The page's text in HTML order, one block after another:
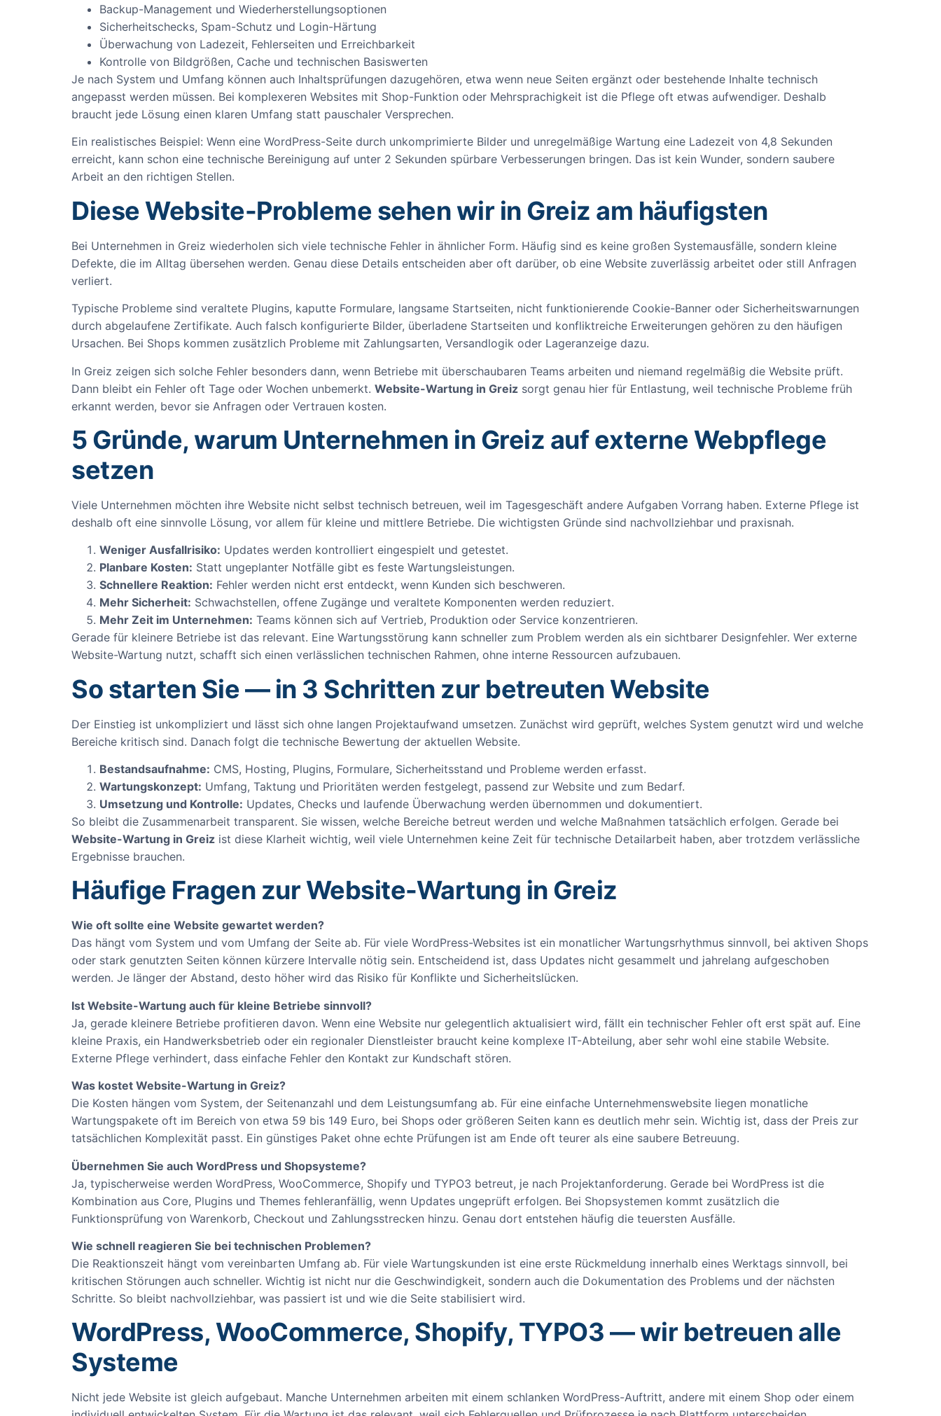
Backup-Management und Wiederherstellungsoptionen
Sicherheitschecks, Spam-Schutz und Login-Härtung
Überwachung von Ladezeit, Fehlerseiten und Erreichbarkeit
Kontrolle von Bildgrößen, Cache und technischen Basiswerten
Je nach System und Umfang können auch Inhaltsprüfungen dazugehören, etwa wenn neue Seiten ergänzt oder bestehende Inhalte technisch
angepasst werden müssen. Bei komplexeren Websites mit Shop-Funktion oder Mehrsprachigkeit ist die Pflege oft etwas aufwendiger. Deshalb
braucht jede Lösung einen klaren Umfang statt pauschaler Versprechen.
Ein realistisches Beispiel: Wenn eine WordPress-Seite durch unkomprimierte Bilder und unregelmäßige Wartung eine Ladezeit von 4,8 Sekunden
erreicht, kann schon eine technische Bereinigung auf unter 2 Sekunden spürbare Verbesserungen bringen. Das ist kein Wunder, sondern saubere
Arbeit an den richtigen Stellen.
Diese Website-Probleme sehen wir in Greiz am häufigsten
Bei Unternehmen in Greiz wiederholen sich viele technische Fehler in ähnlicher Form. Häufig sind es keine großen Systemausfälle, sondern kleine
Defekte, die im Alltag übersehen werden. Genau diese Details entscheiden aber oft darüber, ob eine Website zuverlässig arbeitet oder still Anfragen
verliert.
Typische Probleme sind veraltete Plugins, kaputte Formulare, langsame Startseiten, nicht funktionierende Cookie-Banner oder Sicherheitswarnungen
durch abgelaufene Zertifikate. Auch falsch konfigurierte Bilder, überladene Startseiten und konfliktreiche Erweiterungen gehören zu den häufigen
Ursachen. Bei Shops kommen zusätzlich Probleme mit Zahlungsarten, Versandlogik oder Lageranzeige dazu.
In Greiz zeigen sich solche Fehler besonders dann, wenn Betriebe mit überschaubaren Teams arbeiten und niemand regelmäßig die Website prüft.
Dann bleibt ein Fehler oft Tage oder Wochen unbemerkt. Website-Wartung in Greiz sorgt genau hier für Entlastung, weil technische Probleme früh
erkannt werden, bevor sie Anfragen oder Vertrauen kosten.
5 Gründe, warum Unternehmen in Greiz auf externe Webpflege
setzen
Viele Unternehmen möchten ihre Website nicht selbst technisch betreuen, weil im Tagesgeschäft andere Aufgaben Vorrang haben. Externe Pflege ist
deshalb oft eine sinnvolle Lösung, vor allem für kleine und mittlere Betriebe. Die wichtigsten Gründe sind nachvollziehbar und praxisnah.
Weniger Ausfallrisiko: Updates werden kontrolliert eingespielt und getestet.
Planbare Kosten: Statt ungeplanter Notfälle gibt es feste Wartungsleistungen.
Schnellere Reaktion: Fehler werden nicht erst entdeckt, wenn Kunden sich beschweren.
Mehr Sicherheit: Schwachstellen, offene Zugänge und veraltete Komponenten werden reduziert.
Mehr Zeit im Unternehmen: Teams können sich auf Vertrieb, Produktion oder Service konzentrieren.
Gerade für kleinere Betriebe ist das relevant. Eine Wartungsstörung kann schneller zum Problem werden als ein sichtbarer Designfehler. Wer externe
Website-Wartung nutzt, schafft sich einen verlässlichen technischen Rahmen, ohne interne Ressourcen aufzubauen.
So starten Sie — in 3 Schritten zur betreuten Website
Der Einstieg ist unkompliziert und lässt sich ohne langen Projektaufwand umsetzen. Zunächst wird geprüft, welches System genutzt wird und welche
Bereiche kritisch sind. Danach folgt die technische Bewertung der aktuellen Website.
Bestandsaufnahme: CMS, Hosting, Plugins, Formulare, Sicherheitsstand und Probleme werden erfasst.
Wartungskonzept: Umfang, Taktung und Prioritäten werden festgelegt, passend zur Website und zum Bedarf.
Umsetzung und Kontrolle: Updates, Checks und laufende Überwachung werden übernommen und dokumentiert.
So bleibt die Zusammenarbeit transparent. Sie wissen, welche Bereiche betreut werden und welche Maßnahmen tatsächlich erfolgen. Gerade bei
Website-Wartung in Greiz ist diese Klarheit wichtig, weil viele Unternehmen keine Zeit für technische Detailarbeit haben, aber trotzdem verlässliche
Ergebnisse brauchen.
Häufige Fragen zur Website-Wartung in Greiz
Wie oft sollte eine Website gewartet werden?
Das hängt vom System und vom Umfang der Seite ab. Für viele WordPress-Websites ist ein monatlicher Wartungsrhythmus sinnvoll, bei aktiven Shops
oder stark genutzten Seiten können kürzere Intervalle nötig sein. Entscheidend ist, dass Updates nicht gesammelt und jahrelang aufgeschoben
werden. Je länger der Abstand, desto höher wird das Risiko für Konflikte und Sicherheitslücken.
Ist Website-Wartung auch für kleine Betriebe sinnvoll?
Ja, gerade kleinere Betriebe profitieren davon. Wenn eine Website nur gelegentlich aktualisiert wird, fällt ein technischer Fehler oft erst spät auf. Eine
kleine Praxis, ein Handwerksbetrieb oder ein regionaler Dienstleister braucht keine komplexe IT-Abteilung, aber sehr wohl eine stabile Website.
Externe Pflege verhindert, dass einfache Fehler den Kontakt zur Kundschaft stören.
Was kostet Website-Wartung in Greiz?
Die Kosten hängen vom System, der Seitenanzahl und dem Leistungsumfang ab. Für eine einfache Unternehmenswebsite liegen monatliche
Wartungspakete oft im Bereich von etwa 59 bis 149 Euro, bei Shops oder größeren Seiten kann es deutlich mehr sein. Wichtig ist, dass der Preis zur
tatsächlichen Komplexität passt. Ein günstiges Paket ohne echte Prüfungen ist am Ende oft teurer als eine saubere Betreuung.
Übernehmen Sie auch WordPress und Shopsysteme?
Ja, typischerweise werden WordPress, WooCommerce, Shopify und TYPO3 betreut, je nach Projektanforderung. Gerade bei WordPress ist die
Kombination aus Core, Plugins und Themes fehleranfällig, wenn Updates ungeprüft erfolgen. Bei Shopsystemen kommt zusätzlich die
Funktionsprüfung von Warenkorb, Checkout und Zahlungsstrecken hinzu. Genau dort entstehen häufig die teuersten Ausfälle.
Wie schnell reagieren Sie bei technischen Problemen?
Die Reaktionszeit hängt vom vereinbarten Umfang ab. Für viele Wartungskunden ist eine erste Rückmeldung innerhalb eines Werktags sinnvoll, bei
kritischen Störungen auch schneller. Wichtig ist nicht nur die Geschwindigkeit, sondern auch die Dokumentation des Problems und der nächsten
Schritte. So bleibt nachvollziehbar, was passiert ist und wie die Seite stabilisiert wird.
WordPress, WooCommerce, Shopify, TYPO3 — wir betreuen alle
Systeme
Nicht jede Website ist gleich aufgebaut. Manche Unternehmen arbeiten mit einem schlanken WordPress-Auftritt, andere mit einem Shop oder einem